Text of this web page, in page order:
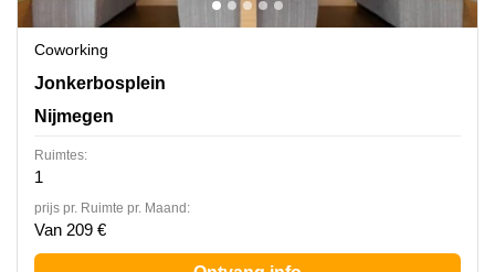
Coworking
Jonkerbosplein 52, Nijmegen
Jonkerbosplein
Nijmegen
Ruimtes:
1
prijs pr. Ruimte pr. Maand:
Van 209 €